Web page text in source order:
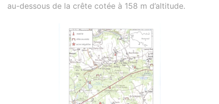
au-dessous de la crête cotée à 158 m d’altitude.